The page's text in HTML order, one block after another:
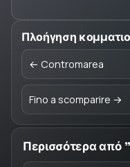
Πλοήγηση
← Contromarea
Fino a scomparire →
Περισσότερα από